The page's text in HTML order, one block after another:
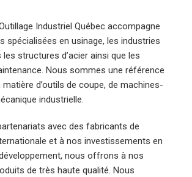
Industriel Québec accompagne
spécialisées en usinage, les industries
structures d’acier ainsi que les
Nous sommes une référence
matière d’outils de coupe, de machines-
industrielle.
avec des fabricants de
et à nos investissements en
nous offrons à nos
de très haute qualité. Nous